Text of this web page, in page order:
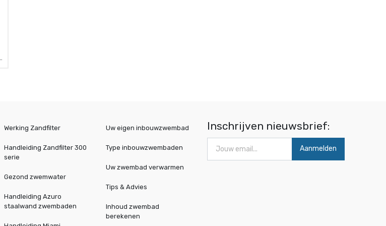
Werking Zandfilter
Handleiding Zandfilter 300
serie
Gezond zwemwater
Handleiding Azuro
staalwand zwembaden
Uw eigen inbouwzwembad
Type inbouwzwembaden
Uw zwembad verwarmen
Tips & Advies
Inhoud zwembad
berekenen
Inschrijven nieuwsbrief:
Aanmelden